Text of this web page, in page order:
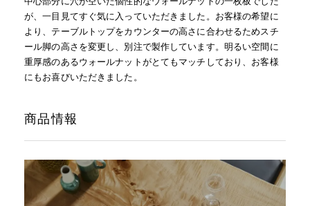
が、一目見てすぐ気に入っていただきました。お客様の希望に
より、テーブルトップをカウンターの高さに合わせるためスチ
ール脚の高さを変更し、別注で製作しています。明るい空間に
重厚感のあるウォールナットがとてもマッチしており、お客様
にもお喜びいただきました。
商品情報